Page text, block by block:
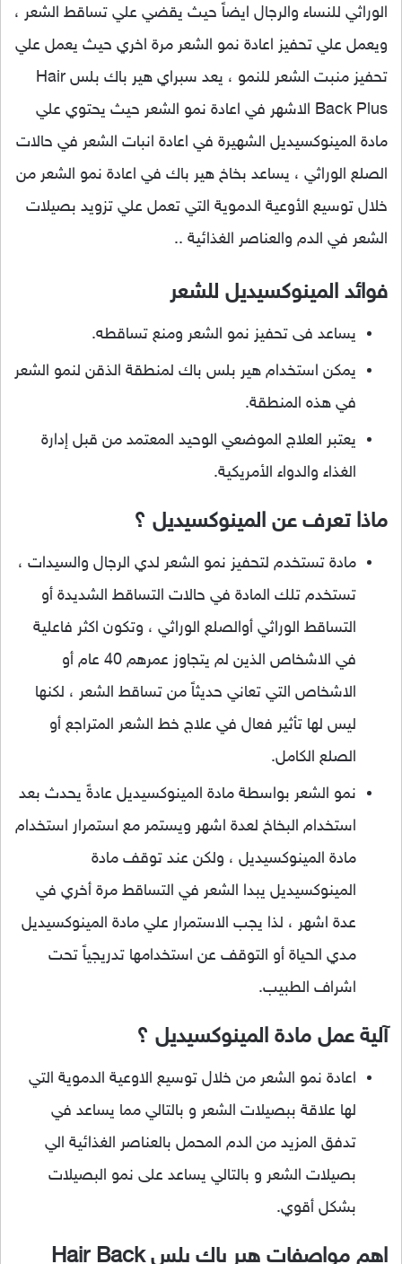
الوراثي للنساء والرجال ايضاً حيث يقضي علي تساقط الشعر ،
ويعمل علي تحفيز اعادة نمو الشعر مرة اخري حيث يعمل علي
تحفيز منبت الشعر للنمو ، يعد سبراي هير باك بلس Hair
Back Plus الاشهر في اعادة نمو الشعر حيث يحتوي علي
مادة المينوكسيديل الشهيرة في اعادة انبات الشعر في حالات
الصلع الوراثي ، يساعد بخاخ هير باك في اعادة نمو الشعر من
خلال توسيع الأوعية الدموية التي تعمل علي تزويد بصيلات
الشعر في الدم والعناصر الغذائية ..
فوائد المينوكسيديل للشعر
يساعد فى تحفيز نمو الشعر ومنع تساقطه.
يمكن استخدام هير بلس باك لمنطقة الذقن لنمو الشعر
في هذه المنطقة.
يعتبر العلاج الموضعي الوحيد المعتمد من قبل إدارة
الغذاء والدواء الأمريكية.
ماذا تعرف عن المينوكسيديل ؟
مادة تستخدم لتحفيز نمو الشعر لدي الرجال والسيدات ،
تستخدم تلك المادة في حالات التساقط الشديدة أو
التساقط الوراثي أوالصلع الوراثي ، وتكون اكثر فاعلية
في الاشخاص الذين لم يتجاوز عمرهم 40 عام أو
الاشخاص التي تعاني حديثاً من تساقط الشعر ، لكنها
ليس لها تأثير فعال في علاج خط الشعر المتراجع أو
الصلع الكامل.
نمو الشعر بواسطة مادة المينوكسيديل عادةً يحدث بعد
استخدام البخاخ لعدة اشهر ويستمر مع استمرار استخدام
مادة المينوكسيديل ، ولكن عند توقف مادة
المينوكسيديل يبدا الشعر في التساقط مرة أخري في
عدة اشهر ، لذا يجب الاستمرار علي مادة المينوكسيديل
مدي الحياة أو التوقف عن استخدامها تدريجياً تحت
اشراف الطبيب.
آلية عمل مادة المينوكسيديل ؟
اعادة نمو الشعر من خلال توسيع الاوعية الدموية التي
لها علاقة ببصيلات الشعر و بالتالي مما يساعد في
تدفق المزيد من الدم المحمل بالعناصر الغذائية الي
بصيلات الشعر و بالتالي يساعد على نمو البصيلات
بشكل أقوي.
اهم مواصفات هير باك بلس Hair Back